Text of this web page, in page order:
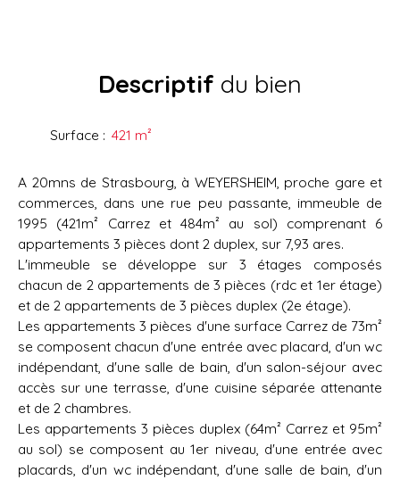
Descriptif du bien
Surface : 421 m²
A 20mns de Strasbourg, à WEYERSHEIM, proche gare et
commerces, dans une rue peu passante, immeuble de
1995 (421m² Carrez et 484m² au sol) comprenant 6
appartements 3 pièces dont 2 duplex, sur 7,93 ares.
L'immeuble se développe sur 3 étages composés
chacun de 2 appartements de 3 pièces (rdc et 1er étage)
et de 2 appartements de 3 pièces duplex (2e étage).
Les appartements 3 pièces d'une surface Carrez de 73m²
se composent chacun d'une entrée avec placard, d'un wc
indépendant, d'une salle de bain, d'un salon-séjour avec
accès sur une terrasse, d'une cuisine séparée attenante
et de 2 chambres.
Les appartements 3 pièces duplex (64m² Carrez et 95m²
au sol) se composent au 1er niveau, d'une entrée avec
placards, d'un wc indépendant, d'une salle de bain, d'un